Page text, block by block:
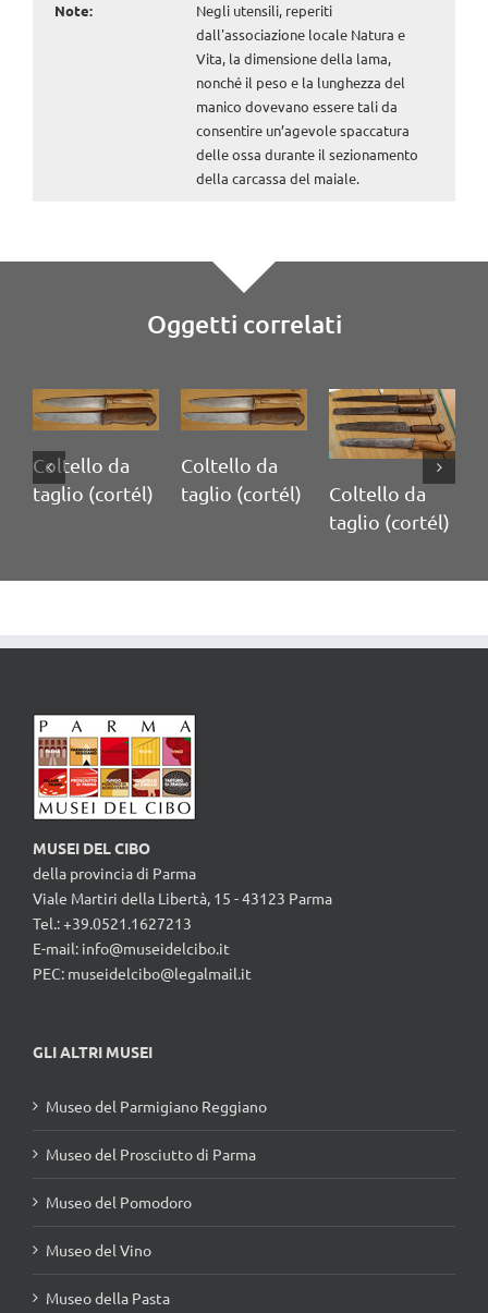
Note:
Negli utensili, reperiti
dall'associazione locale Natura e
Vita, la dimensione della lama,
nonché il peso e la lunghezza del
manico dovevano essere tali da
consentire un’agevole spaccatura
delle ossa durante il sezionamento
della carcassa del maiale.
Oggetti correlati
Coltello da
taglio (cortél)
Coltello da
taglio (cortél)
Coltello da
taglio (cortél)
MUSEI DEL CIBO
della provincia di Parma
Viale Martiri della Libertà, 15 - 43123 Parma
Tel.: +39.0521.1627213
E-mail: info@museidelcibo.it
PEC: museidelcibo@legalmail.it
GLI ALTRI MUSEI
Museo del Parmigiano Reggiano
Museo del Prosciutto di Parma
Museo del Pomodoro
Museo del Vino
Museo della Pasta